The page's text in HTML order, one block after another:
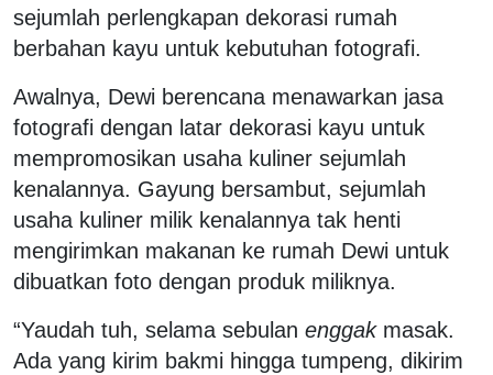
sejumlah perlengkapan dekorasi rumah
berbahan kayu untuk kebutuhan fotografi.
Awalnya, Dewi berencana menawarkan jasa
fotografi dengan latar dekorasi kayu untuk
mempromosikan usaha kuliner sejumlah
kenalannya. Gayung bersambut, sejumlah
usaha kuliner milik kenalannya tak henti
mengirimkan makanan ke rumah Dewi untuk
dibuatkan foto dengan produk miliknya.
“Yaudah tuh, selama sebulan enggakmasak.
Ada yang kirim bakmi hingga tumpeng, dikirim